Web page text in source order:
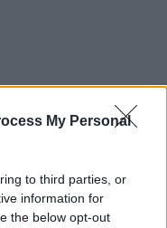
My Personal
to third parties, or
information for
the below opt-out